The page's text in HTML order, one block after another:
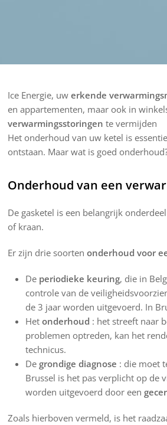
Ice Energie, uw erkende
en appartementen, maar ook in
verwarmingsstoringen te vermijden
Het onderhoud van uw ketel is
ontstaan. Maar wat is goed
Onderhoud van een
De gasketel is een belangrijk
of kraan.
Er zijn drie soorten onderhoud voor
De periodieke keuring, die in
controle van de
de 3 jaar worden uitgevoerd. In
Het onderhoud : het streeft naar
problemen optreden, kan het
technicus.
De grondige diagnose : die moet
Brussel is het pas verplicht op de
worden uitgevoerd door een
Zoals hierboven vermeld, is het